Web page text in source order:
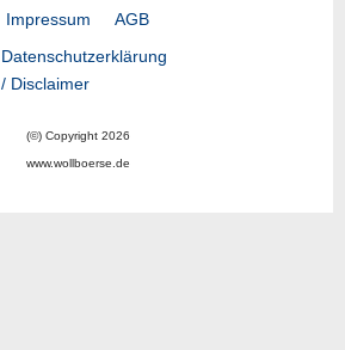
Impressum
AGB
Datenschutzerklärung
/ Disclaimer
(©) Copyright 2026
www.wollboerse.de